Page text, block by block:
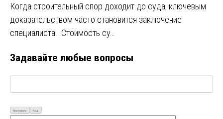
Когда строительный спор доходит до суда, ключевым
доказательством часто становится заключение
специалиста. Стоимость су…
Задавайте любые вопросы
Визуально Код